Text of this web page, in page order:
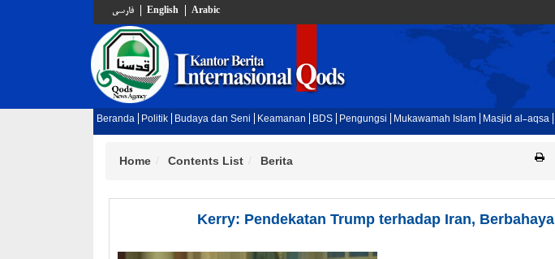
فارسي English Arabic
Beranda Politik Budaya dan Seni Keamanan BDS Pengungsi Mukawamah Islam Masjid al-aqsa
Home Contents List Berita
Kerry: Pendekatan Trump terhadap Iran, Berbahaya